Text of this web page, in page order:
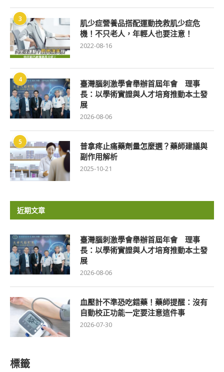
3
肌少症營養品搭配運動挽救肌少症危
機！不只老人，年輕人也要注意！
2022-08-16
4
臺灣腦刺激學會舉辦首屆年會 理事
長：以學術實證與人才培育推動本土發
展
2026-08-06
5
普拿疼止痛藥劑量怎麼選？藥師建議與
副作用解析
2025-10-21
近期文章
臺灣腦刺激學會舉辦首屆年會 理事
長：以學術實證與人才培育推動本土發
展
2026-08-06
血壓計不準恐吃錯藥！藥師提醒：沒有
自動校正功能一定要注意這件事
2026-07-30
標籤